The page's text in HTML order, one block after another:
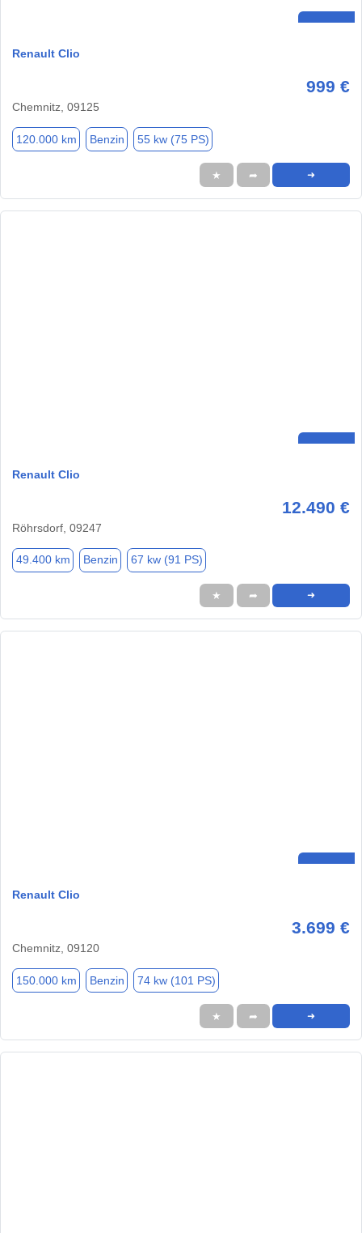
Renault Clio
999 €
Chemnitz, 09125
120.000 km Benzin 55 kw (75 PS)
★ ➦ ➜
Renault Clio
12.490 €
Röhrsdorf, 09247
49.400 km Benzin 67 kw (91 PS)
★ ➦ ➜
Renault Clio
3.699 €
Chemnitz, 09120
150.000 km Benzin 74 kw (101 PS)
★ ➦ ➜